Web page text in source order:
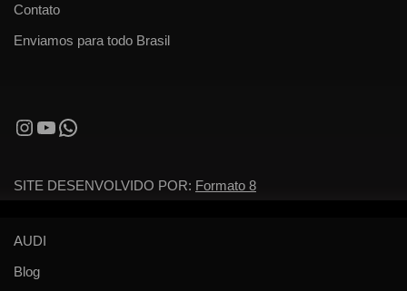
Contato
Enviamos para todo Brasil
SITE DESENVOLVIDO POR: Formato 8
AUDI
Blog